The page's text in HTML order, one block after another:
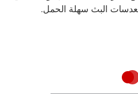
لعدسات البث سهلة الحمل.